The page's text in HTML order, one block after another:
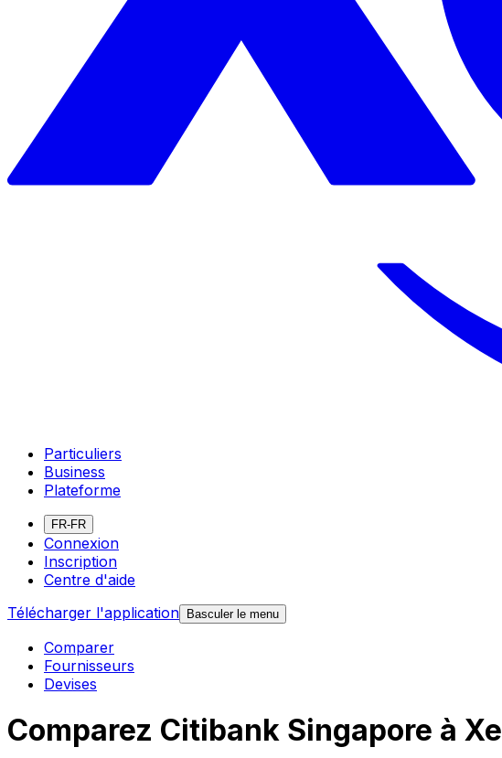
Particuliers
Business
Plateforme
FR-FR
Connexion
Inscription
Centre d'aide
Télécharger l'application Basculer le menu
Comparer
Fournisseurs
Devises
Comparez Citibank Singapore à Xe